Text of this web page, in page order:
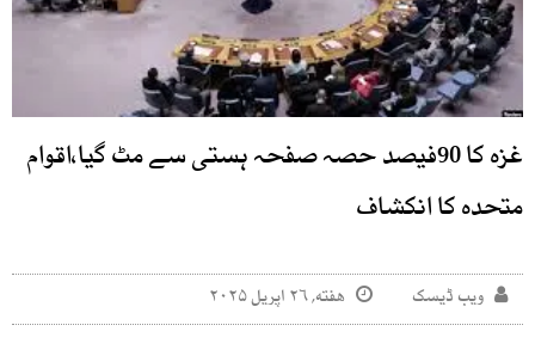
غزہ کا 90فیصد حصہ صفحہ ہستی سے مٹ گیا،اقوام
متحدہ کا انکشاف
ویب ڈیسک هفته, ۲۶ اپریل ۲۰۲۵